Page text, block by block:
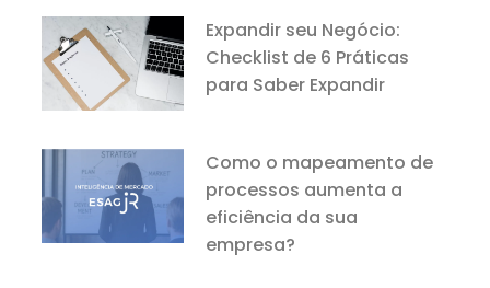
Expandir seu Negócio:
Checklist de 6 Práticas
para Saber Expandir
Como o mapeamento de
processos aumenta a
eficiência da sua
empresa?